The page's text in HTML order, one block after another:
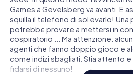
Games a Gevelsberg va avanti. E
squilla il telefono di sollevarlo!
potrebbe provare a mettersi in
cospiratorio ... Ma attenzione:
agenti che fanno doppio gioco e
come indizi sbagliati. Stia attento
fidarsi di nessuno!